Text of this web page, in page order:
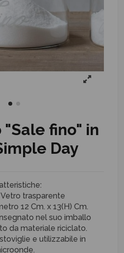
fino" in
Day
Vetro trasparente
12 Cm. x 13(H) Cm.
nel suo imballo
da materiale riciclato.
e utilizzabile in